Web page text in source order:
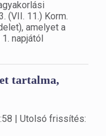
(VII. 11.) Korm.
amelyet a
napjától
tartalma,
| Utolsó frissítés: